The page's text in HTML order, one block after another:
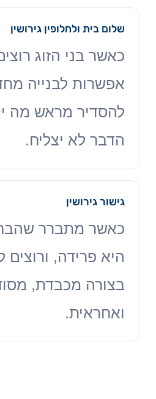
שלום בית ולחלופין גירושין
כאשר בני הזוג
אפשרות לבנייה
להסדיר מראש מה
הדבר לא יצליח.
גישור גירושין
כאשר מתברר
היא פרידה, ורוצים
בצורה מכבדת,
ואחראית.